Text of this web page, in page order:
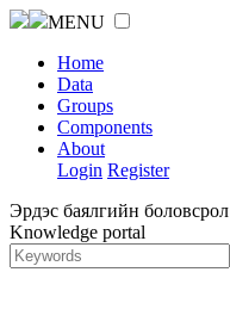
MENU
Home
Data
Groups
Components
About
Login Register
Эрдэс баялгийн боловсрол
Knowledge portal